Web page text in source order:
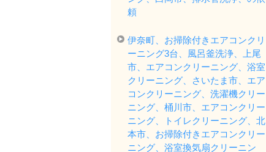
頼
伊奈町、お掃除付きエアコンクリ
ーニング3台、風呂釜洗浄、上尾
市、エアコンクリーニング、浴室
クリーニング、さいたま市、エア
コンクリーニング、洗濯機クリー
ニング、桶川市、エアコンクリー
ニング、トイレクリーニング、北
本市、お掃除付きエアコンクリー
ニング、浴室換気扇クリーニン